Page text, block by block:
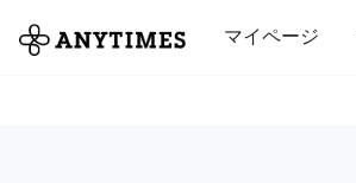
マイページ
全て 修理・組立